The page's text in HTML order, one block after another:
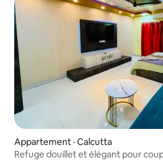
Appartement · Calcutta
Refuge douillet et élégant pour